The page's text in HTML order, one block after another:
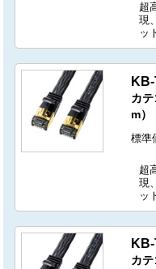
超
現
ッ
カ
m）
標準
超
現
ッ
カ